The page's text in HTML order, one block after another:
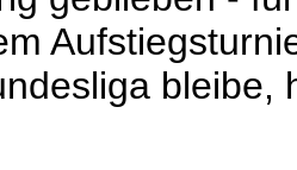
bleibe,